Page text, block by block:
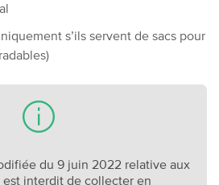
s’ils servent de sacs pour
du 9 juin 2022 relative aux
est interdit de collecter en